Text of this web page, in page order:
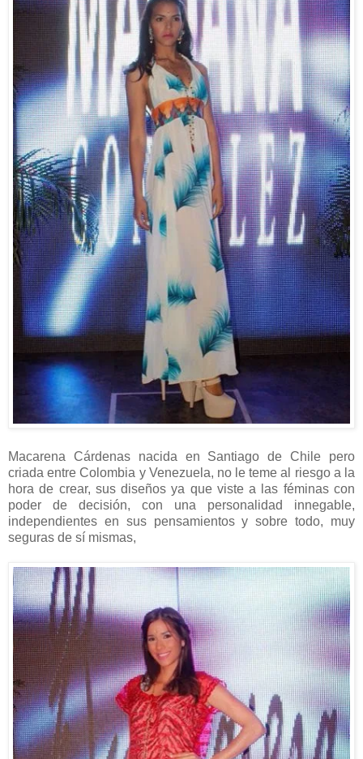
Macarena Cárdenas nacida en Santiago de Chile pero
criada entre Colombia y Venezuela, no le teme al riesgo a la
hora de crear, sus diseños ya que viste a las féminas con
poder de decisión, con una personalidad innegable,
independientes en sus pensamientos y sobre todo, muy
seguras de sí mismas,